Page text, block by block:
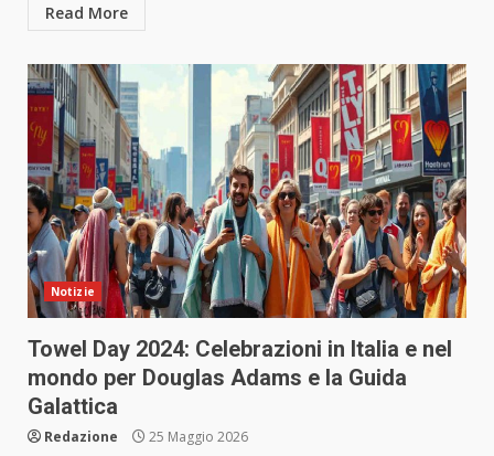
Read More
Notizie
Towel Day 2024: Celebrazioni in Italia e nel
mondo per Douglas Adams e la Guida
Galattica
Redazione 25 Maggio 2026